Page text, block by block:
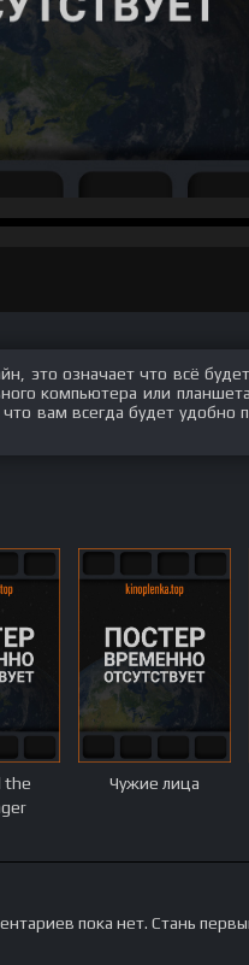
это означает что всё
компьютера или
вам всегда будет удобно
the
Чужие лица
пока нет. Стань